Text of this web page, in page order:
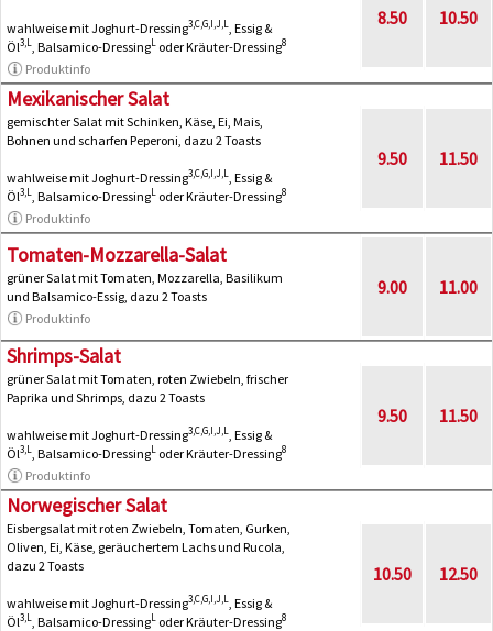
wahlweise mit Joghurt-Dressing3,C,G,I,J,L , Essig &
Öl3,L , Balsamico-DressingL oder Kräuter-Dressing8
Produktinfo
8.50 10.50
Mexikanischer Salat
gemischter Salat mit Schinken, Käse, Ei, Mais,
Bohnen und scharfen Peperoni, dazu 2 Toasts
wahlweise mit Joghurt-Dressing3,C,G,I,J,L , Essig &
Öl3,L , Balsamico-DressingL oder Kräuter-Dressing8
Produktinfo
9.50 11.50
Tomaten-Mozzarella-Salat
grüner Salat mit Tomaten, Mozzarella, Basilikum
und Balsamico-Essig, dazu 2 Toasts
Produktinfo
9.00 11.00
Shrimps-Salat
grüner Salat mit Tomaten, roten Zwiebeln, frischer
Paprika und Shrimps, dazu 2 Toasts
wahlweise mit Joghurt-Dressing3,C,G,I,J,L , Essig &
Öl3,L , Balsamico-DressingL oder Kräuter-Dressing8
Produktinfo
9.50 11.50
Norwegischer Salat
Eisbergsalat mit roten Zwiebeln, Tomaten, Gurken,
Oliven, Ei, Käse, geräuchertem Lachs und Rucola,
dazu 2 Toasts
wahlweise mit Joghurt-Dressing3,C,G,I,J,L , Essig &
Öl3,L , Balsamico-DressingL oder Kräuter-Dressing8
10.50 12.50